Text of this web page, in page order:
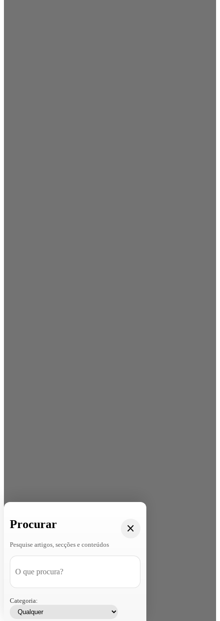
Procurar
Pesquise artigos, secções e conteúdos
Categoria: